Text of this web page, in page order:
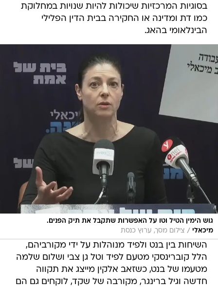
בסוגיות המרכזיות שיכולות להיות שנויות במחלוקת
כמו דת ומדינה או החקירה בבית הדין הפלילי
הבינלאומי בהאג.
גוש הימין הטיל וטו על האפשרות שתקבל את תיק הפנים.
מיכאלי / צילום מסך, ערוץ כנסת
השיחות בין בנט ולפיד מנוהלות על ידי מקורביהם,
הלל קוברינסקי מטעם לפיד וטל גן צבי ושלום שלמה
מטעמו של בנט, כשזאב אלקין מייצג את תקווה
חדשה וגיל ברינגר, מקורבה של שקד, לוקחים גם הם